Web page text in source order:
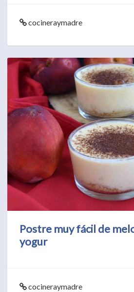
cocineraymadre
Postre muy fácil de
yogur
cocineraymadre